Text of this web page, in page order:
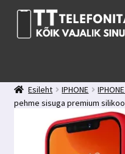
Liigu
navigeerimisele
Liigu
juurde
Minu konto
Kontakt
Esileht IPHONE
pehme sisuga premium